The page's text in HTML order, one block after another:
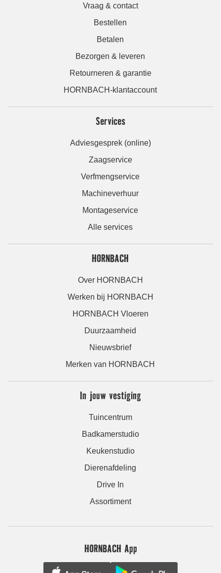
Vraag & contact
Bestellen
Betalen
Bezorgen & leveren
Retourneren & garantie
HORNBACH-klantaccount
Services
Adviesgesprek (online)
Zaagservice
Verfmengservice
Machineverhuur
Montageservice
Alle services
HORNBACH
Over HORNBACH
Werken bij HORNBACH
HORNBACH Vloeren
Duurzaamheid
Nieuwsbrief
Merken van HORNBACH
In jouw vestiging
Tuincentrum
Badkamerstudio
Keukenstudio
Dierenafdeling
Drive In
Assortiment
HORNBACH App